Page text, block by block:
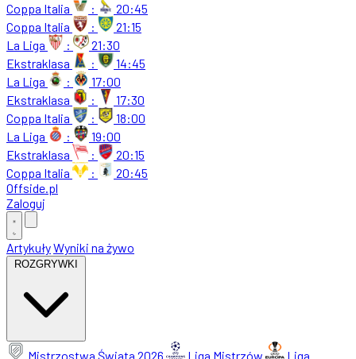
Coppa Italia
:
20:45
Coppa Italia
:
21:15
La Liga
:
21:30
Ekstraklasa
:
14:45
La Liga
:
17:00
Ekstraklasa
:
17:30
Coppa Italia
:
18:00
La Liga
:
19:00
Ekstraklasa
:
20:15
Coppa Italia
:
20:45
Offside.pl
Zaloguj
ArtykułyWyniki na żywo
ROZGRYWKI
Mistrzostwa Świata 2026 Liga Mistrzów
Liga